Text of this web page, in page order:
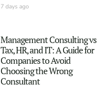
7 days ago
Management Consulting vs
Tax, HR, and IT: A Guide for
Companies to Avoid
Choosing the Wrong
Consultant